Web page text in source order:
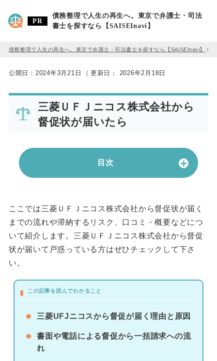
債務整理で人生の再生へ。東京で弁護士・司法
書士を探すなら【SAISEInavi】
債務整理で人生の再生へ。東京で弁護士・司法書士を探すなら【SAISEInavi】 »
公開日： 2024年3月21日 ｜更新日： 2026年2月18日
三菱ＵＦＪニコス株式会社から
督促状が届いたら
目次
ここでは三菱ＵＦＪニコス株式会社から督促状が届く
までの流れや滞納するリスク、口コミ・概要などにつ
いて紹介します。三菱ＵＦＪニコス株式会社から督促
状が届いて戸惑っている方はぜひチェックして下さ
い。
この記事を読んでわかること
三菱UFJニコスから督促が届く理由と原因
書面や電話による督促から一括請求への流
れ